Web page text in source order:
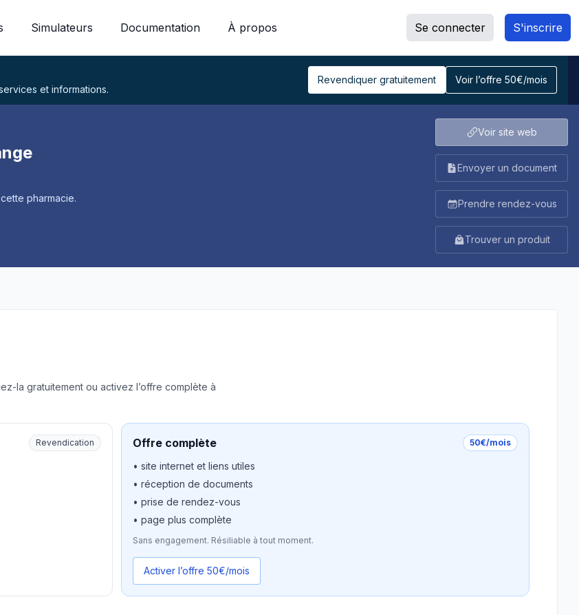
Simulateurs Documentation À propos Se connecter S'inscrire
et informations.
Revendiquer gratuitement Voir l’offre 50€/mois
pharmacie.
Voir site web
Envoyer un document
Prendre rendez-vous
Trouver un produit
la gratuitement ou activez l’offre complète à
Revendication Offre complète 50€/mois
• site internet et liens utiles
• réception de documents
• prise de rendez-vous
• page plus complète
Sans engagement. Résiliable à tout moment.
Activer l’offre 50€/mois